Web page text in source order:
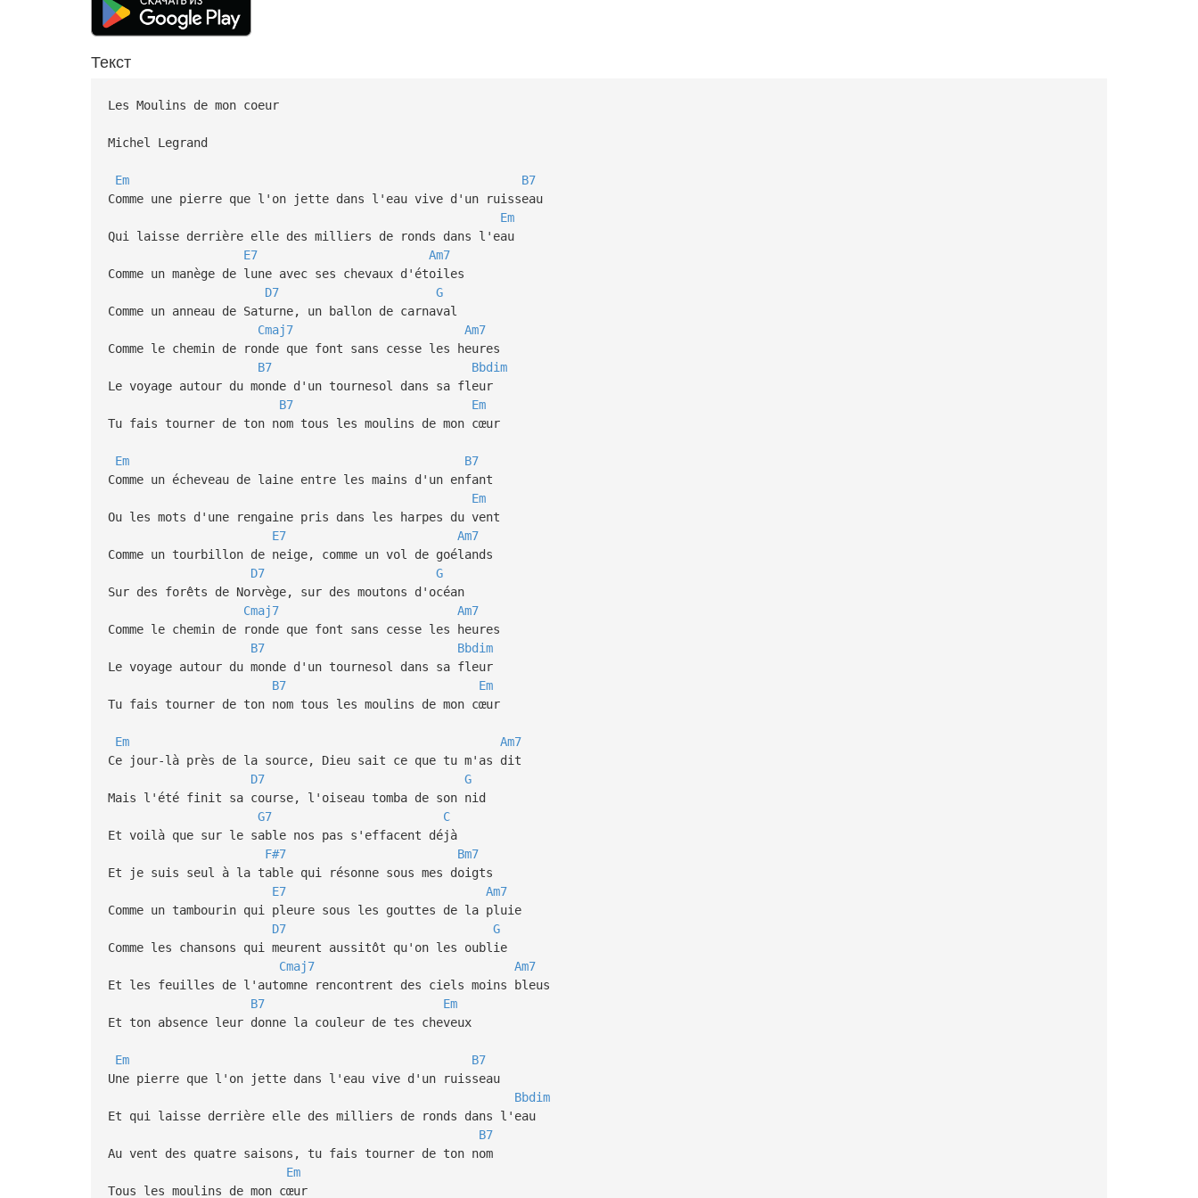
Текст
Les Moulins de mon coeur
Michel Legrand
Em
B7
Comme une pierre que l'on jette dans l'eau vive d'un ruisseau
Em
Qui laisse derrière elle des milliers de ronds dans l'eau
E7
Am7
Comme un manège de lune avec ses chevaux d'étoiles
D7
G
Comme un anneau de Saturne, un ballon de carnaval
Cmaj7
Am7
Comme le chemin de ronde que font sans cesse les heures
B7
Bbdim
Le voyage autour du monde d'un tournesol dans sa fleur
B7
Em
Tu fais tourner de ton nom tous les moulins de mon cœur
Em
B7
Comme un écheveau de laine entre les mains d'un enfant
Em
Ou les mots d'une rengaine pris dans les harpes du vent
E7
Am7
Comme un tourbillon de neige, comme un vol de goélands
D7
G
Sur des forêts de Norvège, sur des moutons d'océan
Cmaj7
Am7
Comme le chemin de ronde que font sans cesse les heures
B7
Bbdim
Le voyage autour du monde d'un tournesol dans sa fleur
B7
Em
Tu fais tourner de ton nom tous les moulins de mon cœur
Em
Am7
Ce jour-là près de la source, Dieu sait ce que tu m'as dit
D7
G
Mais l'été finit sa course, l'oiseau tomba de son nid
G7
C
Et voilà que sur le sable nos pas s'effacent déjà
F#7
Bm7
Et je suis seul à la table qui résonne sous mes doigts
E7
Am7
Comme un tambourin qui pleure sous les gouttes de la pluie
D7
G
Comme les chansons qui meurent aussitôt qu'on les oublie
Cmaj7
Am7
Et les feuilles de l'automne rencontrent des ciels moins bleus
B7
Em
Et ton absence leur donne la couleur de tes cheveux
Em
B7
Une pierre que l'on jette dans l'eau vive d'un ruisseau
Bbdim
Et qui laisse derrière elle des milliers de ronds dans l'eau
B7
Au vent des quatre saisons, tu fais tourner de ton nom
Em
Tous les moulins de mon cœur